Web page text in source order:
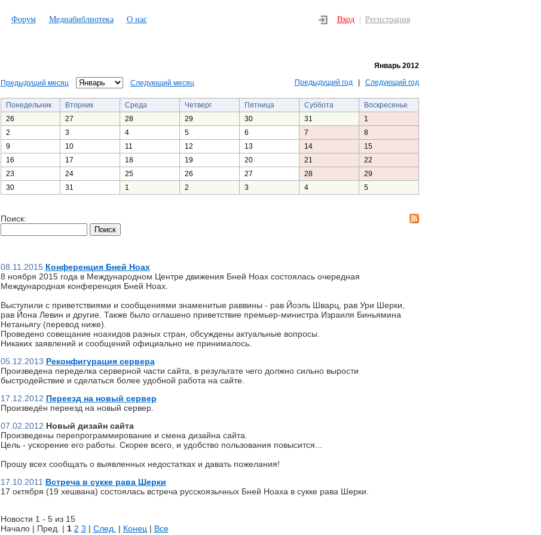
Форум Медиабиблиотека О нас Вход Регистрация
Январь 2012
Предыдущий месяц Следующий месяц Предыдущий год| Следующий год
Понедельник Вторник Среда Четверг Пятница Суббота
Воскресенье
26
27 28 29 30 31
1
2
3 4 5 6 7
8
9
10 11 12 13 14
15
16
17 18 19 20 21
22
23
24 25 26 27 28
29
30
31 1 2 3 4 5
Поиск:
08.11.2015 Конференция Бней Ноах
8 ноября 2015 года в Международном Центре движения Бней Ноах состоялась очередная
Международная конференция Бней Ноах.
Выступили с приветствиями и сообщениями знаменитые раввины - рав Йоэль Шварц, рав Ури Шерки,
рав Йона Левин и другие. Также было оглашено приветствие премьер-министра Израиля Биньямина
Нетаньягу (перевод ниже).
Проведено совещание ноахидов разных стран, обсуждены актуальные вопросы.
Никаких заявлений и сообщений официально не принималось.
05.12.2013 Реконфигурация сервера
Произведена переделка серверной части сайта, в результате чего должно сильно вырости
быстродействие и сделаться более удобной работа на сайте.
17.12.2012 Переезд на новый сервер
Произведён переезд на новый сервер.
07.02.2012 Новый дизайн сайта
Произведены перепрограммирование и смена дизайна сайта.
Цель - ускорение его работы. Скорее всего, и удобство пользования повысится...
Прошу всех сообщать о выявленных недостатках и давать пожелания!
17.10.2011 Встреча в сукке рава Шерки
17 октября (19 хешвана) состоялась встреча русскоязычных Бней Ноаха в сукке рава Шерки.
Новости 1 - 5 из 15
Начало | Пред. | 1 2 3 | След. | Конец | Все